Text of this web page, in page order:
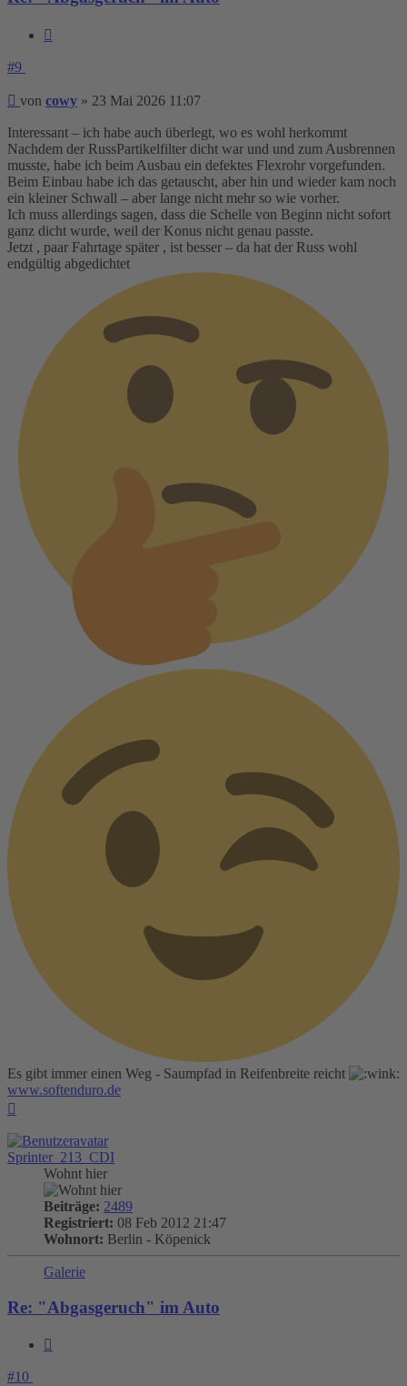
#9
Beitrag
von cowy » 23 Mai 2026 11:07
Interessant – ich habe auch überlegt, wo es wohl herkommt
Nachdem der RussPartikelfilter dicht war und und zum Ausbrennen
musste, habe ich beim Ausbau ein defektes Flexrohr vorgefunden.
Beim Einbau habe ich das getauscht, aber hin und wieder kam noch
ein kleiner Schwall – aber lange nicht mehr so wie vorher.
Ich muss allerdings sagen, dass die Schelle von Beginn nicht sofort
ganz dicht wurde, weil der Konus nicht genau passte.
Jetzt , paar Fahrtage später , ist besser – da hat der Russ wohl
endgültig abgedichtet
Es gibt immer einen Weg - Saumpfad in Reifenbreite reicht
www.softenduro.de
Sprinter_213_CDI
Wohnt hier
Beiträge: 2489
Registriert: 08 Feb 2012 21:47
Wohnort: Berlin - Köpenick
Galerie
Re: "Abgasgeruch" im Auto
#10